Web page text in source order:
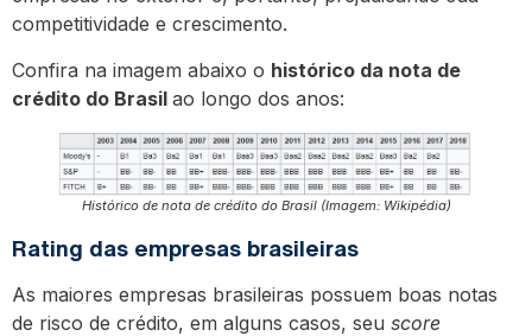
competitividade e crescimento.
Confira na imagem abaixo o histórico da nota de
crédito do Brasil ao longo dos anos:
Histórico de nota de crédito do Brasil (Imagem: Wikipédia)
Rating das empresas brasileiras
As maiores empresas brasileiras possuem boas notas
de risco de crédito, em alguns casos, seu score